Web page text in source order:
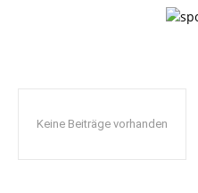
Keine Beiträge vorhanden